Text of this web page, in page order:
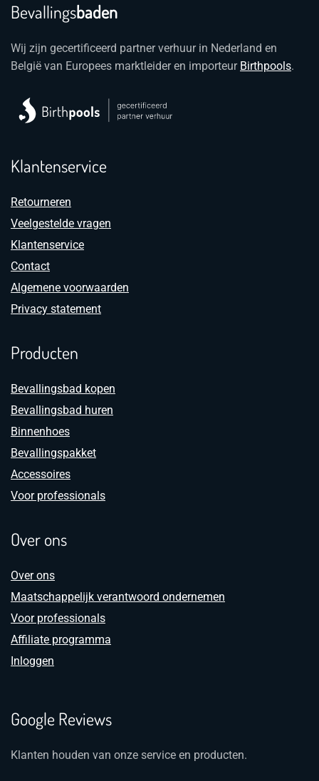
Bevallingsbaden
Wij zijn gecertificeerd partner verhuur in Nederland en
België van Europees marktleider en importeur Birthpools.
Klantenservice
Retourneren
Veelgestelde vragen
Klantenservice
Contact
Algemene voorwaarden
Privacy statement
Producten
Bevallingsbad kopen
Bevallingsbad huren
Binnenhoes
Bevallingspakket
Accessoires
Voor professionals
Over ons
Over ons
Maatschappelijk verantwoord ondernemen
Voor professionals
Affiliate programma
Inloggen
Google Reviews
Klanten houden van onze service en producten.